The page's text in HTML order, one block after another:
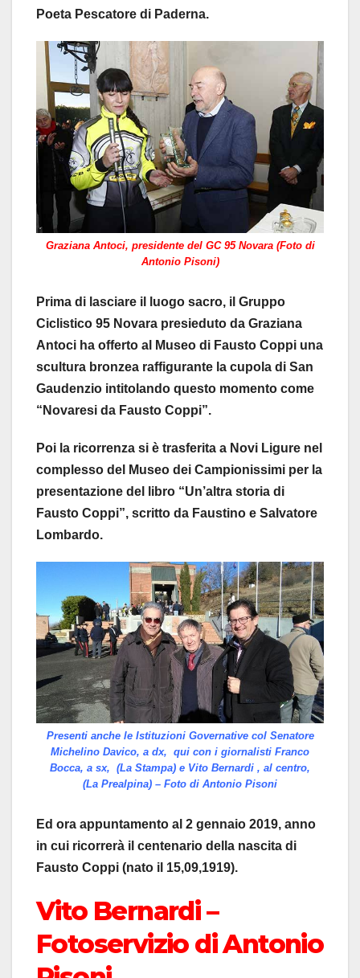
Poeta Pescatore di Paderna.
Graziana Antoci, presidente del GC 95 Novara (Foto di
Antonio Pisoni)
Prima di lasciare il luogo sacro, il Gruppo
Ciclistico 95 Novara presieduto da Graziana
Antoci ha offerto al Museo di Fausto Coppi una
scultura bronzea raffigurante la cupola di San
Gaudenzio intitolando questo momento come
“Novaresi da Fausto Coppi”.
Poi la ricorrenza si è trasferita a Novi Ligure nel
complesso del Museo dei Campionissimi per la
presentazione del libro “Un’altra storia di
Fausto Coppi”, scritto da Faustino e Salvatore
Lombardo.
Presenti anche le Istituzioni Governative col Senatore
Michelino Davico, a dx, qui con i giornalisti Franco
Bocca, a sx, (La Stampa) e Vito Bernardi , al centro,
(La Prealpina) – Foto di Antonio Pisoni
Ed ora appuntamento al 2 gennaio 2019, anno
in cui ricorrerà il centenario della nascita di
Fausto Coppi (nato il 15,09,1919).
Vito Bernardi –
Fotoservizio di Antonio